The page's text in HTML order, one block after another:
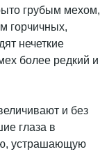
грубым мехом,
горчичных,
нечеткие
более редкий и
и без
глаза в
устрашающую